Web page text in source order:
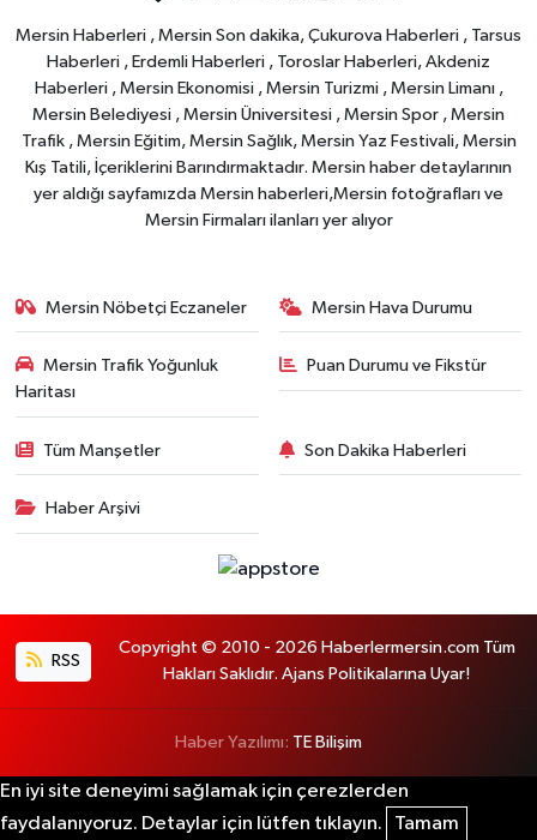
Mersin Haberleri , Mersin Son dakika, Çukurova Haberleri , Tarsus
Haberleri , Erdemli Haberleri , Toroslar Haberleri, Akdeniz
Haberleri , Mersin Ekonomisi , Mersin Turizmi , Mersin Limanı ,
Mersin Belediyesi , Mersin Üniversitesi , Mersin Spor , Mersin
Trafik , Mersin Eğitim, Mersin Sağlık, Mersin Yaz Festivali, Mersin
Kış Tatili, İçeriklerini Barındırmaktadır. Mersin haber detaylarının
yer aldığı sayfamızda Mersin haberleri,Mersin fotoğrafları ve
Mersin Firmaları ilanları yer alıyor
Mersin Nöbetçi Eczaneler Mersin Hava Durumu
Mersin Trafik Yoğunluk
Haritası
Puan Durumu ve Fikstür
Tüm Manşetler Son Dakika Haberleri
Haber Arşivi
RSS
Copyright © 2010 - 2026 Haberlermersin.com Tüm
Hakları Saklıdır. Ajans Politikalarına Uyar!
Haber Yazılımı: TE Bilişim
En iyi site deneyimi sağlamak için çerezlerden
faydalanıyoruz. Detaylar için lütfen tıklayın.
Tamam